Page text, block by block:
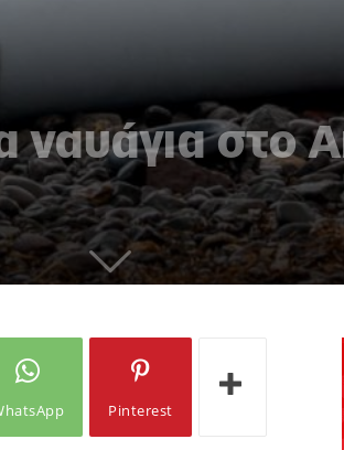
ναυάγια στο
Pinterest